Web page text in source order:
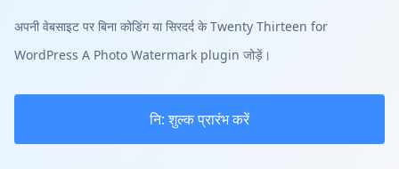
अपनी वेबसाइट पर बिना कोडिंग या सिरदर्द के Twenty Thirteen for
WordPress A Photo Watermark plugin जोड़ें।
नि: शुल्क प्रारंभ करें